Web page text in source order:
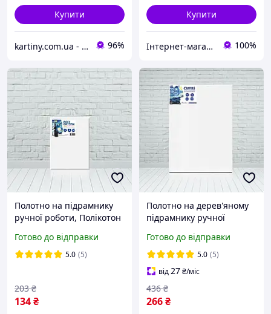
Купити
kartiny.com.ua - Картини по номерам від виробника 96%
Купити
Інтернет-магазин "МАЛЮКИ" malyshy.com.ua 100%
Полотно на підрамнику
ручної роботи, Полікотон
матовий, 280 г / м2, 30x50
см
Готово до відправки
5.0 (5)
134₴
203 ₴
Полотно на дерев'яному
підрамнику ручної
прогрунтований,
матовий, 260 г / м2, для
малювання, 50x70 см
Готово до відправки
5.0 (5)
від27₴/міс
266₴
436 ₴